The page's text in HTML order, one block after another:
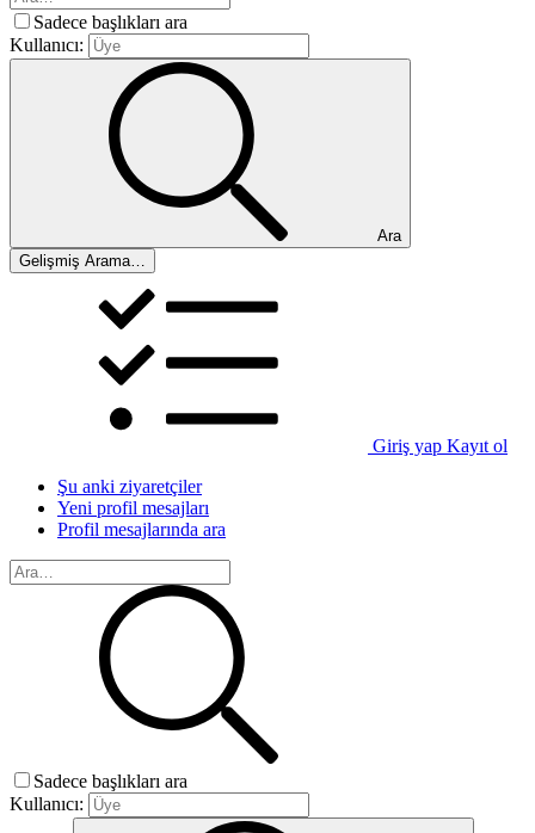
Sadece başlıkları ara
Kullanıcı:
Ara
Gelişmiş Arama…
Giriş yap Kayıt ol
Şu anki ziyaretçiler
Yeni profil mesajları
Profil mesajlarında ara
Sadece başlıkları ara
Kullanıcı: